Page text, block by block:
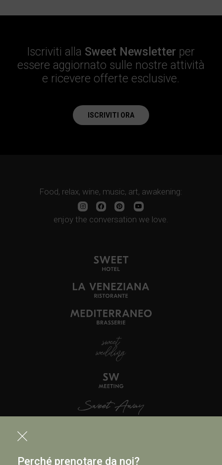
Perché prenotare da noi?
Iscriviti alla Sweet Newsletter per
essere aggiornato sulle nostre attività
e ricevere offerte esclusive.
ISCRIVITI ORA
Food, relax, wine, music, art, awakening:
enjoy the conversation we love.